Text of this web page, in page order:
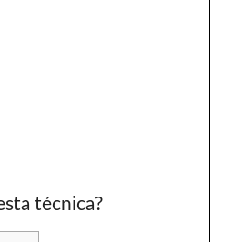
técnica?